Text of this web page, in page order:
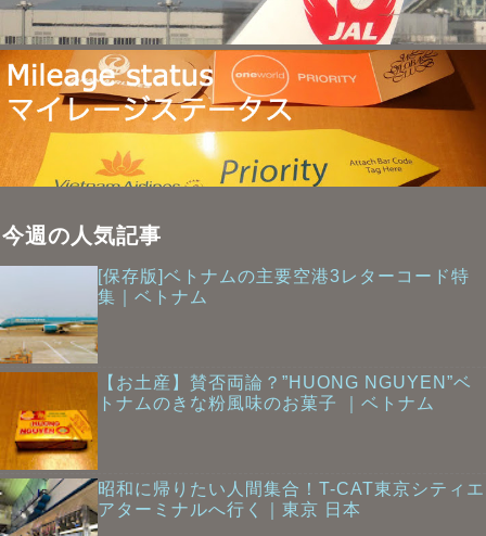
今週の人気記事
[保存版]ベトナムの主要空港3レターコード特
集｜ベトナム
【お土産】賛否両論？”HUONG NGUYEN”ベ
トナムのきな粉風味のお菓子 ｜ベトナム
昭和に帰りたい人間集合！T-CAT東京シティエ
アターミナルへ行く｜東京 日本